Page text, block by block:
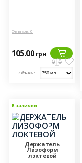
Отзывов: 0
105.00 грн
Объем:
В наличии
Держатель
Лизоформ
локтевой